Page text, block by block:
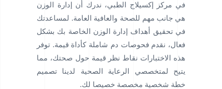
في مركز إكسيلاج الطبي، ندرك أن إدارة الوزن
هي جانب مهم للصحة والعافية العامة. لمساعدتك
في تحقيق أهداف إدارة الوزن الخاصة بك بشكل
فعال، نقدم فحوصات دم شاملة كأداة قيمة. توفر
هذه الاختبارات نقاط نظر قيمة حول صحتك، مما
يتيح لمتخصصي الرعاية الصحية لدينا تصميم
خطة شخصية مخصصة خصيصا لك.